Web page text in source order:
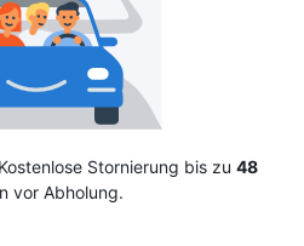
Stornierung bis zu 48
vor Abholung.